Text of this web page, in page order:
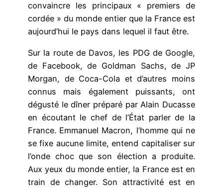
convaincre les principaux « premiers de
cordée » du monde entier que la France est
aujourd’hui le pays dans lequel il faut être.
Sur la route de Davos, les PDG de Google,
de Facebook, de Goldman Sachs, de JP
Morgan, de Coca-Cola et d’autres moins
connus mais également puissants, ont
dégusté le dîner préparé par Alain Ducasse
en écoutant le chef de l’État parler de la
France. Emmanuel Macron, l’homme qui ne
se fixe aucune limite, entend capitaliser sur
l’onde choc que son élection a produite.
Aux yeux du monde entier, la France est en
train de changer. Son attractivité est en